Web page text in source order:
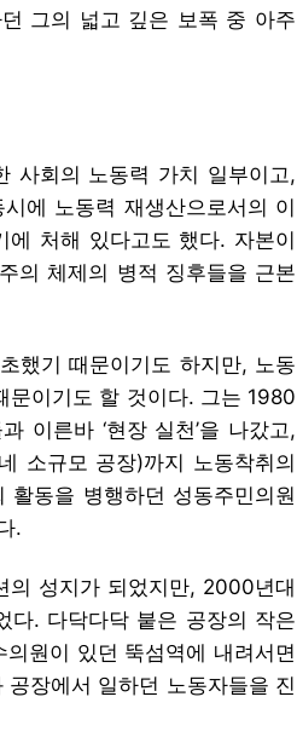
그의 넓고 깊은 보폭 중 아주
사회의 노동력 가치 일부이고,
에 노동력 재생산으로서의 이
처해 있다고도 했다. 자본이
의 체제의 병적 징후들을 근본
했기 때문이기도 하지만, 노동
문이기도 할 것이다. 그는 1980
이른바 ‘현장 실천’을 나갔고,
소규모 공장)까지 노동착취의
동을 병행하던 성동주민의원
.
의 성지가 되었지만, 2000년대
다. 다닥다닥 붙은 공장의 작은
원이 있던 뚝섬역에 내려서면
장에서 일하던 노동자들을 진